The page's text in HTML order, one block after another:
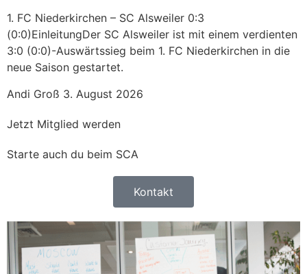
1. FC Niederkirchen – SC Alsweiler 0:3
(0:0)EinleitungDer SC Alsweiler ist mit einem verdienten
3:0 (0:0)-Auswärtssieg beim 1. FC Niederkirchen in die
neue Saison gestartet.
Andi Groß 3. August 2026
Jetzt Mitglied werden
Starte auch du beim SCA
Kontakt